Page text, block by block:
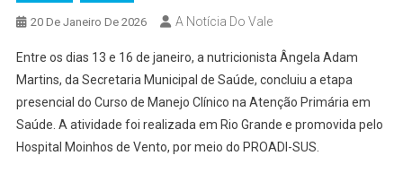
20 De Janeiro De 2026 A Notícia Do Vale
Entre os dias 13 e 16 de janeiro, a nutricionista Ângela Adam
Martins, da Secretaria Municipal de Saúde, concluiu a etapa
presencial do Curso de Manejo Clínico na Atenção Primária em
Saúde. A atividade foi realizada em Rio Grande e promovida pelo
Hospital Moinhos de Vento, por meio do PROADI-SUS.